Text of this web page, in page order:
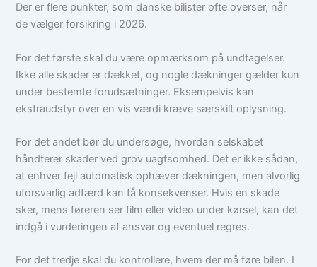
Der er flere punkter, som danske bilister ofte overser, når
de vælger forsikring i 2026.
For det første skal du være opmærksom på undtagelser.
Ikke alle skader er dækket, og nogle dækninger gælder kun
under bestemte forudsætninger. Eksempelvis kan
ekstraudstyr over en vis værdi kræve særskilt oplysning.
For det andet bør du undersøge, hvordan selskabet
håndterer skader ved grov uagtsomhed. Det er ikke sådan,
at enhver fejl automatisk ophæver dækningen, men alvorlig
uforsvarlig adfærd kan få konsekvenser. Hvis en skade
sker, mens føreren ser film eller video under kørsel, kan det
indgå i vurderingen af ansvar og eventuel regres.
For det tredje skal du kontrollere, hvem der må føre bilen. I